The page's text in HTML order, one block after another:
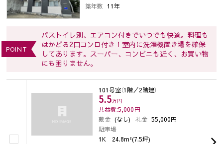
築年数 11年
POINT
バストイレ別、エアコン付きでいつでも快適。料理も
はかどる2口コンロ付き！室内に洗濯機置き場を確保
してあります。スーパー、コンビニも近く、お買い物
にも困りません。
101号室（1階／2階建）
5.5万円
共益費:5,000円
敷金 (なし) 礼金 55,000円
駐車場
1K 24.8m²(7.5坪)